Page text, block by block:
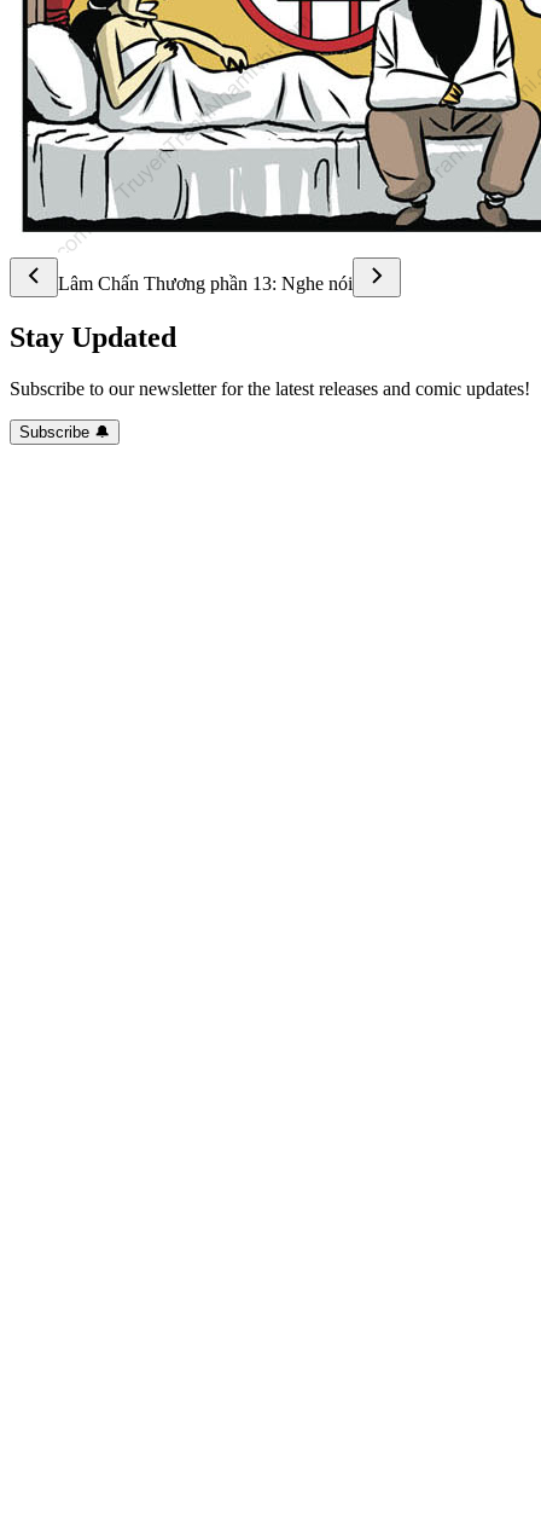
Lâm Chấn Thương phần 13: Nghe nói
Stay Updated
Subscribe to our newsletter for the latest releases and comic updates!
Subscribe 🔔